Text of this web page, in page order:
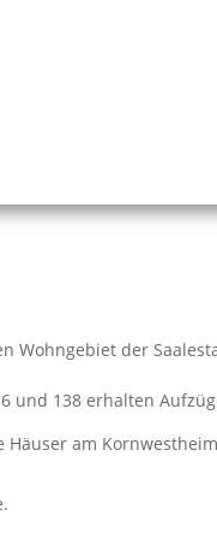
Wohngebiet der
und 138 erhalten
Häuser am